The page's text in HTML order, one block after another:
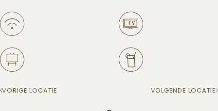
VORIGE LOCATIE VOLGENDE LOCATIE